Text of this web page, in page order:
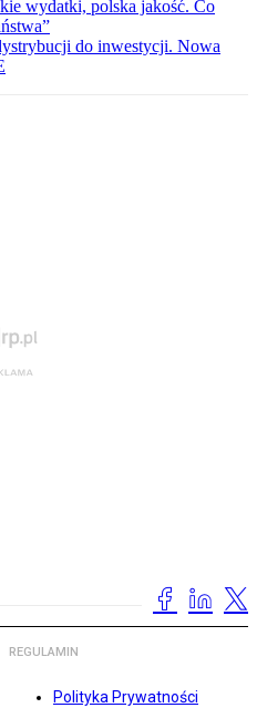
wydatki, polska jakość. Co
do inwestycji. Nowa
REGULAMIN
Polityka Prywatności